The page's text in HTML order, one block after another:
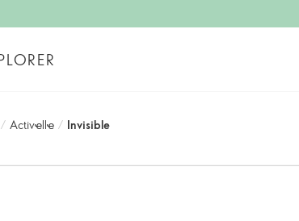
/ Activҽllҽ / Invisible